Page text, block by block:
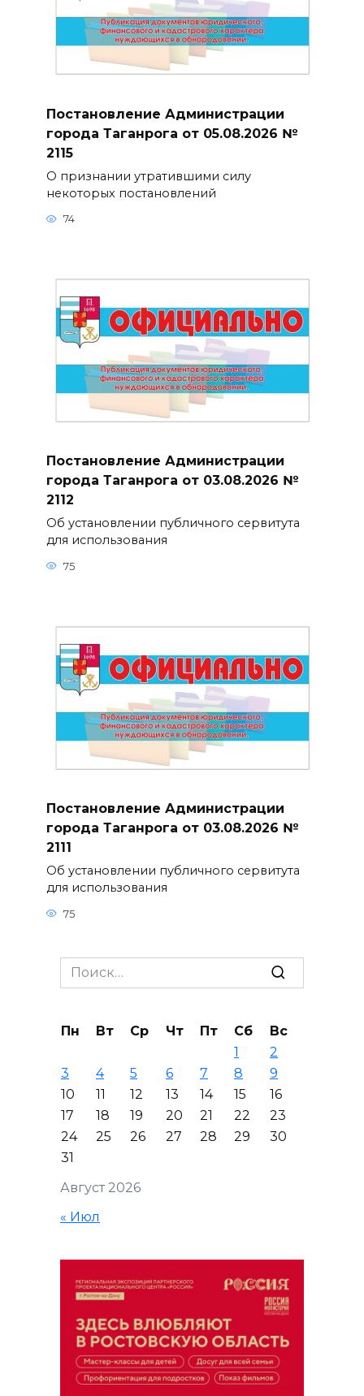
Постановление Администрации
города Таганрога от 05.08.2026 №
2115
О признании утратившими силу
некоторых постановлений
74
Постановление Администрации
города Таганрога от 03.08.2026 №
2112
Об установлении публичного сервитута
для использования
75
Постановление Администрации
города Таганрога от 03.08.2026 №
2111
Об установлении публичного сервитута
для использования
75
Search
for:
Август 2026
Пн Вт Ср Чт Пт Сб
Вс
1
2
3
4 5 6 7 8
9
10
11 12 13 14 15
16
17
18 19 20 21 22
23
24
25 26 27 28 29
30
31
« Июл